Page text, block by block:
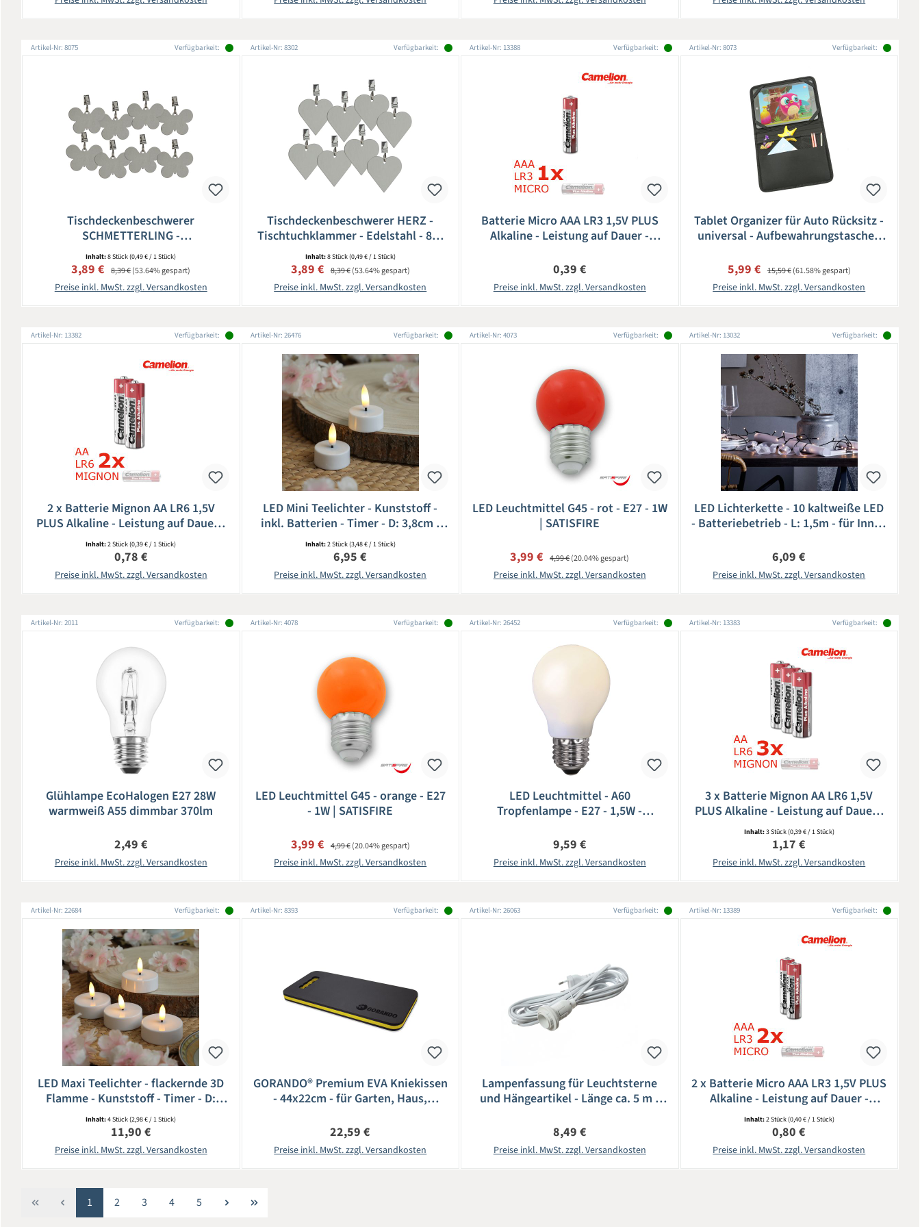
Artikel-Nr: 8075 Verfügbarkeit:
Tischdeckenbeschwerer
SCHMETTERLING -
Tischtuchklammer - Edelstahl - 8er
Set
Inhalt:8 Stück(0,49 € / 1 Stück)
Verkaufspreis:
3,89 € Regulärer Preis:
8,39 €(53.64% gespart)
Preise inkl. MwSt. zzgl. Versandkosten
Artikel-Nr: 8302 Verfügbarkeit:
Tischdeckenbeschwerer HERZ -
Tischtuchklammer - Edelstahl - 8er
Set
Inhalt:8 Stück(0,49 € / 1 Stück)
Verkaufspreis:
3,89 € Regulärer Preis:
8,39 €(53.64% gespart)
Preise inkl. MwSt. zzgl. Versandkosten
Artikel-Nr: 13388 Verfügbarkeit:
Batterie Micro AAA LR3 1,5V PLUS
Alkaline - Leistung auf Dauer -
Regulärer Preis:
0,39 €
Preise inkl. MwSt. zzgl. Versandkosten
Artikel-Nr: 8073 Verfügbarkeit:
Tablet Organizer für Auto Rücksitz -
universal - Aufbewahrungstasche -
Verkaufspreis:
5,99 € Regulärer Preis:
15,59 €(61.58% gespart)
Preise inkl. MwSt. zzgl. Versandkosten
Artikel-Nr: 13382 Verfügbarkeit:
2 x Batterie Mignon AA LR6 1,5V
PLUS Alkaline - Leistung auf Dauer -
CAMELION
Inhalt:2 Stück(0,39 € / 1 Stück)
Regulärer Preis:
0,78 €
Preise inkl. MwSt. zzgl. Versandkosten
Artikel-Nr: 26476 Verfügbarkeit:
LED Mini Teelichter - Kunststoff -
inkl. Batterien - Timer - D: 3,8cm -
weiß - 2 Stück
Inhalt:2 Stück(3,48 € / 1 Stück)
Regulärer Preis:
6,95 €
Preise inkl. MwSt. zzgl. Versandkosten
Artikel-Nr: 4073 Verfügbarkeit:
LED Leuchtmittel G45 - rot - E27 - 1W
| SATISFIRE
Verkaufspreis:
3,99 € Regulärer Preis:
4,99 €(20.04% gespart)
Preise inkl. MwSt. zzgl. Versandkosten
Artikel-Nr: 13032 Verfügbarkeit:
LED Lichterkette - 10 kaltweiße LED
- Batteriebetrieb - L: 1,5m - für Innen
Regulärer Preis:
6,09 €
Preise inkl. MwSt. zzgl. Versandkosten
Artikel-Nr: 2011 Verfügbarkeit:
Glühlampe EcoHalogen E27 28W
warmweiß A55 dimmbar 370lm
Regulärer Preis:
2,49 €
Preise inkl. MwSt. zzgl. Versandkosten
Artikel-Nr: 4078 Verfügbarkeit:
LED Leuchtmittel G45 - orange - E27
- 1W | SATISFIRE
Verkaufspreis:
3,99 € Regulärer Preis:
4,99 €(20.04% gespart)
Preise inkl. MwSt. zzgl. Versandkosten
Artikel-Nr: 26452 Verfügbarkeit:
LED Leuchtmittel - A60
Tropfenlampe - E27 - 1,5W -
schlagfestes Polycarbonat
Regulärer Preis:
9,59 €
Preise inkl. MwSt. zzgl. Versandkosten
Artikel-Nr: 13383 Verfügbarkeit:
3 x Batterie Mignon AA LR6 1,5V
PLUS Alkaline - Leistung auf Dauer -
CAMELION
Inhalt:3 Stück(0,39 € / 1 Stück)
Regulärer Preis:
1,17 €
Preise inkl. MwSt. zzgl. Versandkosten
Artikel-Nr: 22684 Verfügbarkeit:
LED Maxi Teelichter - flackernde 3D
Flamme - Kunststoff - Timer - D:
5,8cm - weiß - 4er Set
Inhalt:4 Stück(2,98 € / 1 Stück)
Regulärer Preis:
11,90 €
Preise inkl. MwSt. zzgl. Versandkosten
Artikel-Nr: 8393 Verfügbarkeit:
GORANDO® Premium EVA Kniekissen
- 44x22cm - für Garten, Haus,
Regulärer Preis:
22,59 €
Preise inkl. MwSt. zzgl. Versandkosten
Artikel-Nr: 26063 Verfügbarkeit:
Lampenfassung für Leuchtsterne
und Hängeartikel - Länge ca. 5 m -
Regulärer Preis:
8,49 €
Preise inkl. MwSt. zzgl. Versandkosten
Artikel-Nr: 13389 Verfügbarkeit:
2 x Batterie Micro AAA LR3 1,5V PLUS
Alkaline - Leistung auf Dauer -
CAMELION
Inhalt:2 Stück(0,40 € / 1 Stück)
Regulärer Preis:
0,80 €
Preise inkl. MwSt. zzgl. Versandkosten
Seite
1 Seite
2 Seite
3 Seite
4 Seite
5